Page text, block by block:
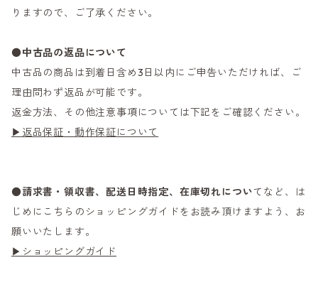
りますので、ご了承ください。
●中古品の返品について
中古品の商品は到着日含め3日以内にご申告いただければ、ご
理由問わず返品が可能です。
返金方法、その他注意事項については下記をご確認ください。
▶返品保証・動作保証について
●請求書・領収書、配送日時指定、在庫切れについてなど、は
じめにこちらのショッピングガイドをお読み頂けますよう、お
願いいたします。
▶ショッピングガイド